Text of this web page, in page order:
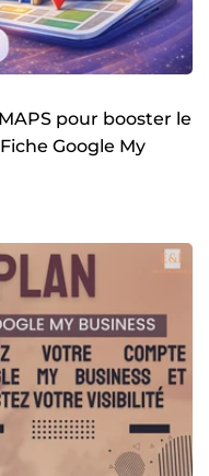
pour booster le
Google My